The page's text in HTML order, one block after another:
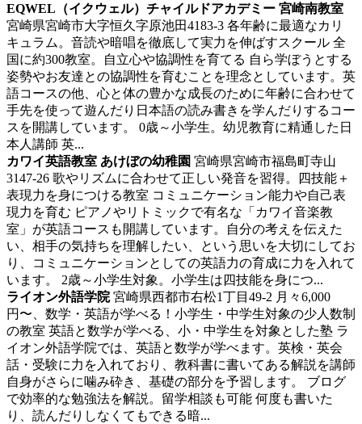
EQWEL（イクウェル）チャイルドアカデミー 宮崎南教室
宮崎県宮崎市大字恒久字原池田4183-3 各年齢に最適なカリ
キュラム。音読や暗唱を徹底して実力を伸ばすスクール 全
国に約300教室。自立心や協調性を育てる 自ら学ぼうとする
姿勢やお友達との協調性を育むことを理念としています。英
語コースの他、心と体の豊かな成長のために年齢に合わせて
手先を使って遊んだり日本語の読み書きを学んだりするコー
スを開講しています。 0歳～小学生。幼児教育に精通した日
本人講師 英...
カワイ英語教室 あけぼの幼稚園 宮崎県宮崎市福島町寺山
3147-26 歌やリズムに合わせて正しい発音を習得。四技能＋
表現力を身につける教室 コミュニケーション能力や自己表
現力を育む ピアノやリトミックで有名な「カワイ音楽教
室」が英語コースも開講しています。自分の考えを伝えた
い、相手の気持ちを理解したい、という思いを大切にしてお
り、コミュニケーションとしての英語力の育成に力を入れて
います。 2歳～小学生対象。小学生は四技能を身につ...
ライオン外語学院宮崎県西都市右松1丁目49-2 月々6,000
円〜、数学・英語が学べる！小学生・中学生対象の少人数制
の教室 英語と数学が学べる、小・中学生を対象とした塾 ラ
イオン外語学院では、英語と数学が学べます。英検・英会
話・受験に力を入れており、教科書に書いてある解説を講師
自身がさらに噛み砕き、基礎の部分を予習します。 ブログ
で効率的な勉強法を解説。留学相談も可能 何度も書いた
り、読んだりしなくてもできる暗...